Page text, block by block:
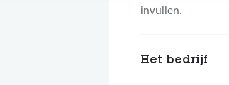
invullen.
Het bedrijf